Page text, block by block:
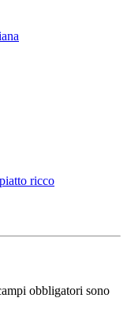
ricco
obbligatori sono